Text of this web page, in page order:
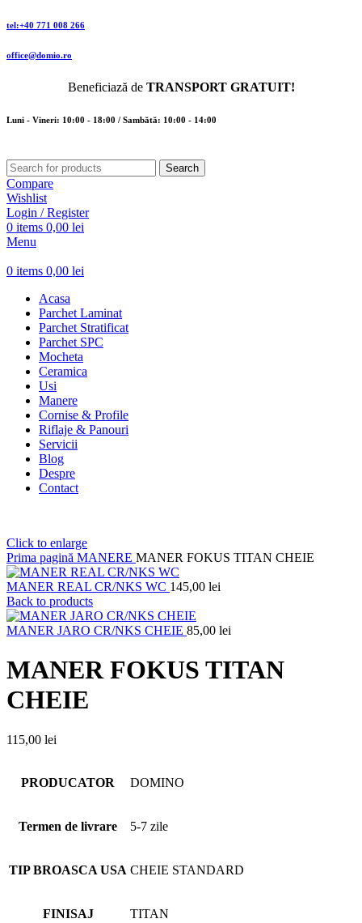
tel:+40 771 008 266
office@domio.ro
Beneficiază de TRANSPORT GRATUIT!
Luni - Vineri: 10:00 - 18:00 / Sambătă: 10:00 - 14:00
Search
Compare
Wishlist
Login / Register
0 items 0,00 lei
Menu
0 items 0,00 lei
Acasa
Parchet Laminat
Parchet Stratificat
Parchet SPC
Mocheta
Ceramica
Usi
Manere
Cornise & Profile
Riflaje & Panouri
Servicii
Blog
Despre
Contact
Click to enlarge
Prima pagină MANERE MANER FOKUS TITAN CHEIE
MANER REAL CR/NKS WC 145,00 lei
Back to products
MANER JARO CR/NKS CHEIE 85,00 lei
MANER FOKUS TITAN
CHEIE
115,00 lei
PRODUCATOR DOMINO
Termen de livrare 5-7 zile
TIP BROASCA USA CHEIE STANDARD
FINISAJ TITAN